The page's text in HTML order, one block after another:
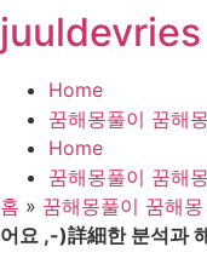
콘
텐
뛰
기
juuldevries
Home
꿈해몽풀이 꿈해몽
Home
꿈해몽풀이 꿈해몽
홈 » 꿈해몽풀이 꿈해몽
어요 ,-)詳細한 분석과